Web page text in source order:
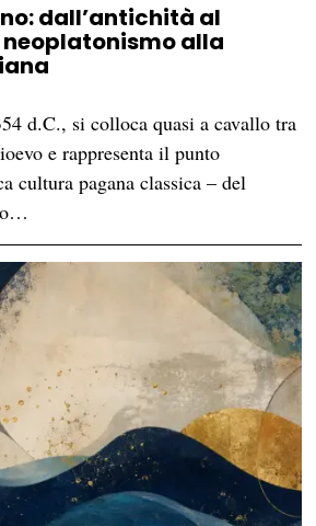
dall’antichità al
alla
d.C., si colloca quasi a cavallo tra
e rappresenta il punto
cultura pagana classica – del